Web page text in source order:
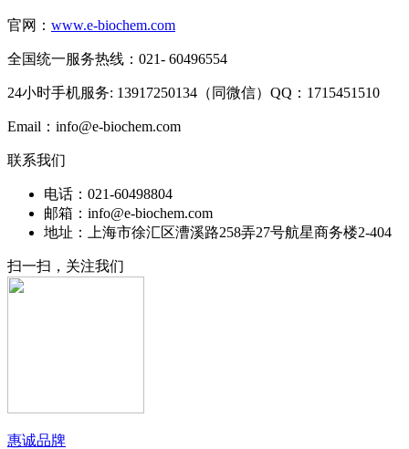
官网： www.e-biochem.com
全国统一服务热线：021- 60496554
24小时手机服务: 13917250134（同微信）QQ：1715451510
Email：info@e-biochem.com
联系我们
电话：021-60498804
邮箱：info@e-biochem.com
地址：上海市徐汇区漕溪路258弄27号航星商务楼2-404
扫一扫，关注我们
惠诚品牌